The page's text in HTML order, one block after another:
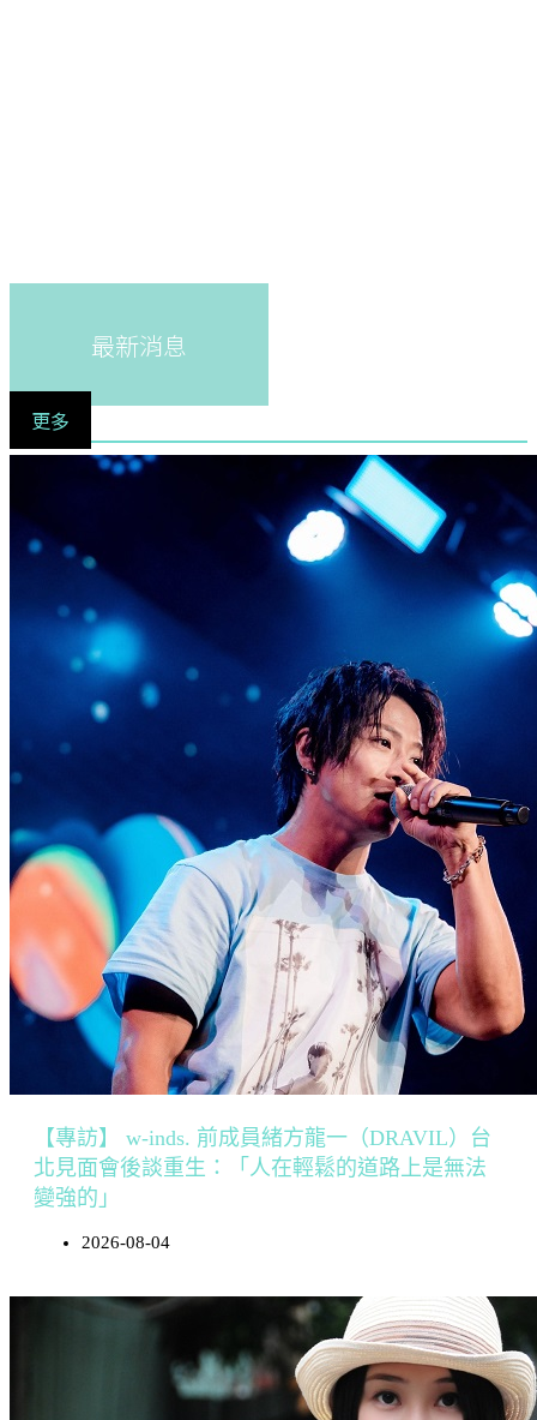
最新消息
更多
【專訪】 w-inds. 前成員緒方龍一（DRAVIL）台
北見面會後談重生：「人在輕鬆的道路上是無法
變強的」
2026-08-04